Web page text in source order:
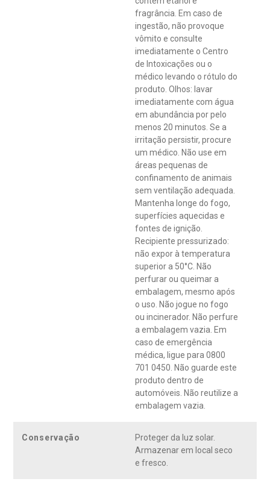
fragrância. Em caso de
ingestão, não provoque
vômito e consulte
imediatamente o Centro
de Intoxicações ou o
médico levando o rótulo do
produto. Olhos: lavar
imediatamente com água
em abundância por pelo
menos 20 minutos. Se a
irritação persistir, procure
um médico. Não use em
áreas pequenas de
confinamento de animais
sem ventilação adequada.
Mantenha longe do fogo,
superfícies aquecidas e
fontes de ignição.
Recipiente pressurizado:
não expor à temperatura
superior a 50°C. Não
perfurar ou queimar a
embalagem, mesmo após
o uso. Não jogue no fogo
ou incinerador. Não perfure
a embalagem vazia. Em
caso de emergência
médica, ligue para 0800
701 0450. Não guarde este
produto dentro de
automóveis. Não reutilize a
embalagem vazia.
Conservação
Proteger da luz solar.
Armazenar em local seco
e fresco.